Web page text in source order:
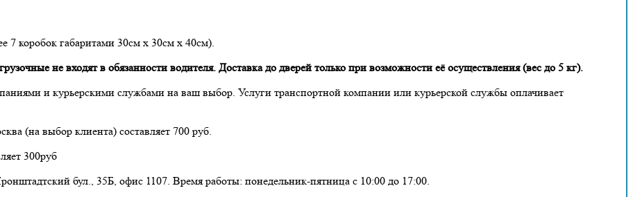
7 коробок габаритами 30см х 30см х 40см).
не входят в обязанности водителя. Доставка до дверей только при возможности её осуществления (вес до 5 кг).
и курьерскими службами на ваш выбор. Услуги транспортной компании или курьерской службы оплачивает
(на выбор клиента) составляет 700 руб.
300руб
бул., 35Б, офис 1107. Время работы: понедельник-пятница с 10:00 до 17:00.